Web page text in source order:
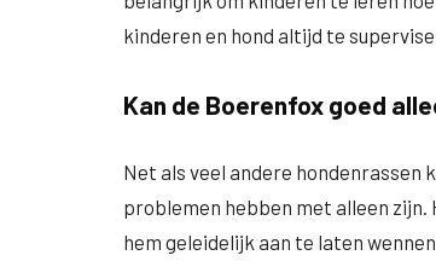
kinderen en hond altijd te
Kan de Boerenfox goed
Net als veel andere hondenrassen
problemen hebben met alleen zijn.
hem geleidelijk aan te laten